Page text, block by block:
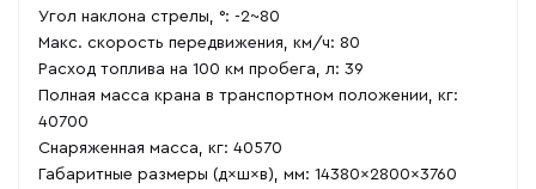
Угол наклона стрелы, °: -2~80
Макс. скорость передвижения, км/ч: 80
Расход топлива на 100 км пробега, л: 39
Полная масса крана в транспортном положении, кг:
40700
Снаряженная масса, кг: 40570
Габаритные размеры (д×ш×в), мм: 14380×2800×3760